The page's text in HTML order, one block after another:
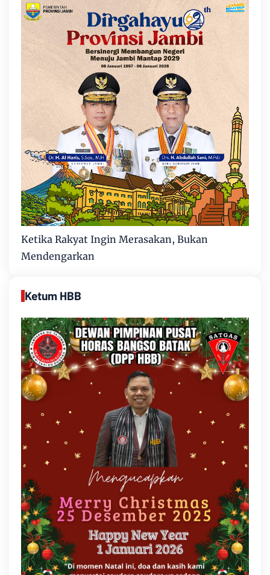
Ketika Rakyat Ingin Merasakan, Bukan
Mendengarkan
Ketum HBB